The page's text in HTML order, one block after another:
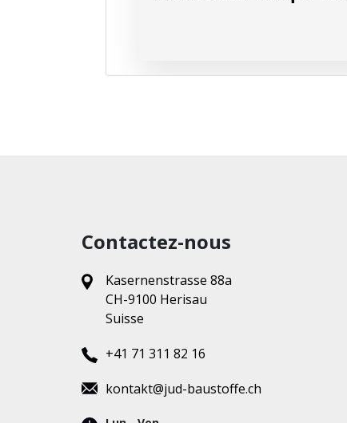
Contactez-nous
Kasernenstrasse 88a
CH-9100 Herisau
Suisse
+41 71 311 82 16
kontakt@jud-baustoffe.ch